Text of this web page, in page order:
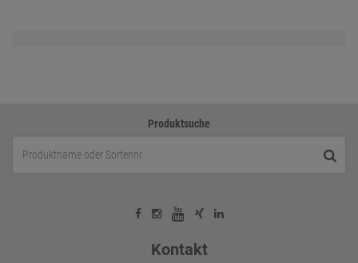
Produktsuche
Kontakt